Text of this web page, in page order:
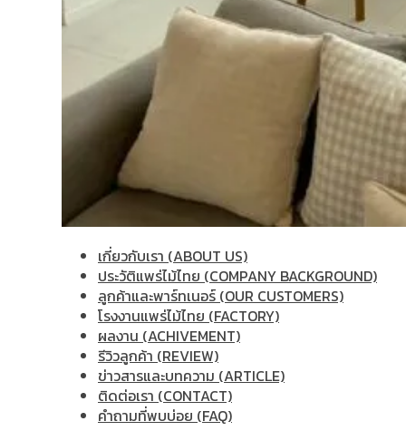
เกี่ยวกับเรา (ABOUT US)
ประวัติแพร่ไม้ไทย (COMPANY BACKGROUND)
ลูกค้าและพาร์ทเนอร์ (OUR CUSTOMERS)
โรงงานแพร่ไม้ไทย (FACTORY)
ผลงาน (ACHIVEMENT)
รีวิวลูกค้า (REVIEW)
ข่าวสารและบทความ (ARTICLE)
ติดต่อเรา (CONTACT)
คำถามที่พบบ่อย (FAQ)